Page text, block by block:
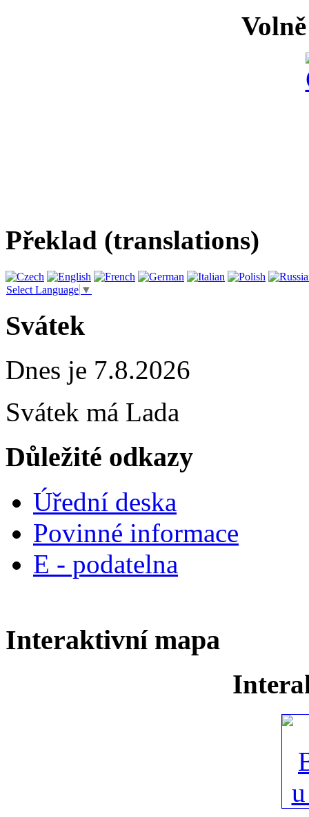
Překlad (translations)
Select Language ▼
Svátek
Dnes je 7.8.2026
Svátek má Lada
Důležité odkazy
Úřední deska
Povinné informace
E - podatelna
Interaktivní mapa